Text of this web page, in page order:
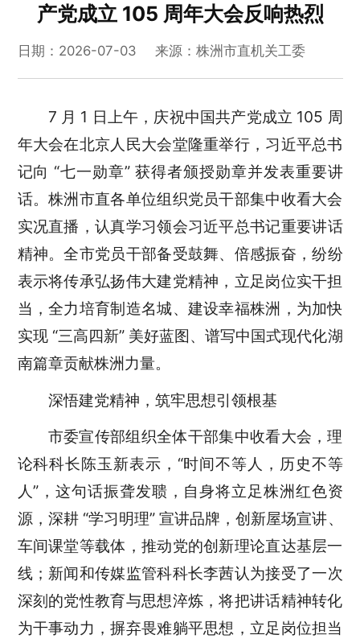
产党成立 105 周年大会反响热烈
日期：2026-07-03 来源：株洲市直机关工委
7 月 1 日上午，庆祝中国共产党成立 105 周
年大会在北京人民大会堂隆重举行，习近平总书
记向 “七一勋章” 获得者颁授勋章并发表重要讲
话。株洲市直各单位组织党员干部集中收看大会
实况直播，认真学习领会习近平总书记重要讲话
精神。全市党员干部备受鼓舞、倍感振奋，纷纷
表示将传承弘扬伟大建党精神，立足岗位实干担
当，全力培育制造名城、建设幸福株洲，为加快
实现 “三高四新” 美好蓝图、谱写中国式现代化湖
南篇章贡献株洲力量。
深悟建党精神 ，筑牢思想引领根基
市委宣传部组织全体干部集中收看大会，理
论科科长陈玉新表示， “时间不等人，历史不等
人” ，这句话振聋发聩 ，自身将立足株洲红色资
源，深耕 “学习明理” 宣讲品牌，创新屋场宣讲、
车间课堂等载体，推动党的创新理论直达基层一
线；新闻和传媒监管科科长李茜认为接受了一次
深刻的党性教育与思想淬炼，将把讲话精神转化
为干事动力，摒弃畏难躺平思想，立足岗位担当